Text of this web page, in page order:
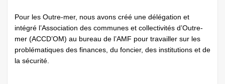
Pour les Outre-mer, nous avons créé une délégation et
intégré l’Association des communes et collectivités d’Outre-
mer (ACCD’OM) au bureau de l’AMF pour travailler sur les
problématiques des finances, du foncier, des institutions et de
la sécurité.